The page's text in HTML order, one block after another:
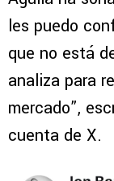
les puedo
que no está
analiza para
mercado”,
cuenta de X.